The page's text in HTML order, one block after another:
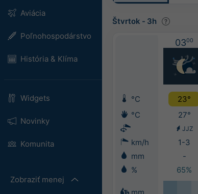
Aviácia
Poľnohospodárstvo
História & Klíma
Widgets
Novinky
Komunita
Zobraziť menej
Štvrtok - 3h
0300
°C 23°
°C
27°
JJZ
km/h 1-3
mm
-
%
65%